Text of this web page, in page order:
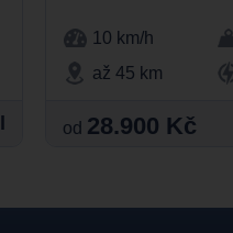
10 km/h
až 45 km
od 28.900 Kč